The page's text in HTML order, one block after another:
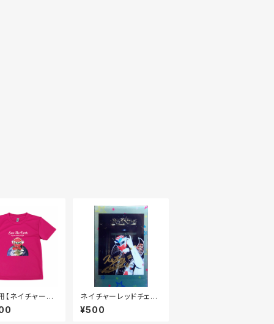
【ネイチャーレ
The Earth
ャツ（ホットピ
ネイチャーレッドチェキ
①
¥500